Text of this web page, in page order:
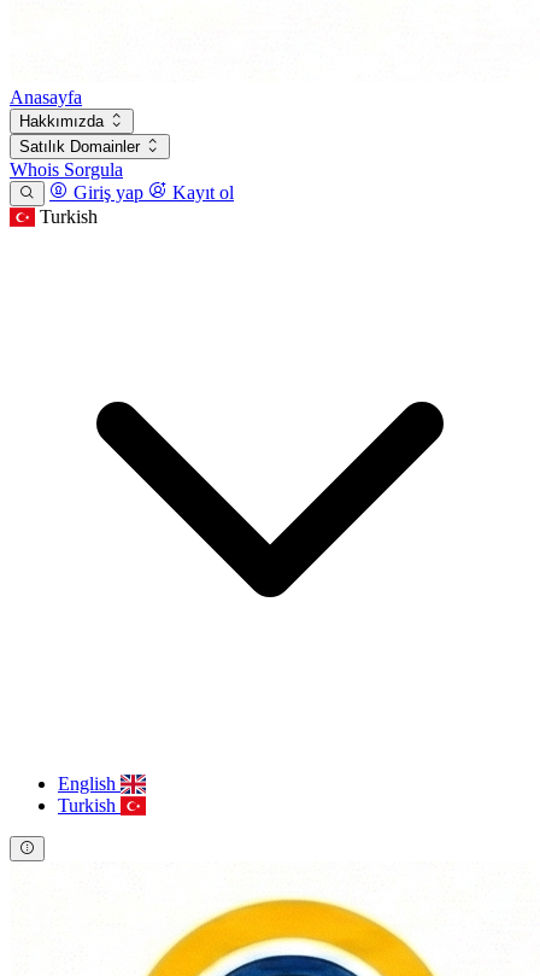
Anasayfa
Hakkımızda
Satılık Domainler
Whois Sorgula
Giriş yap
Kayıt ol
Turkish
English
Turkish